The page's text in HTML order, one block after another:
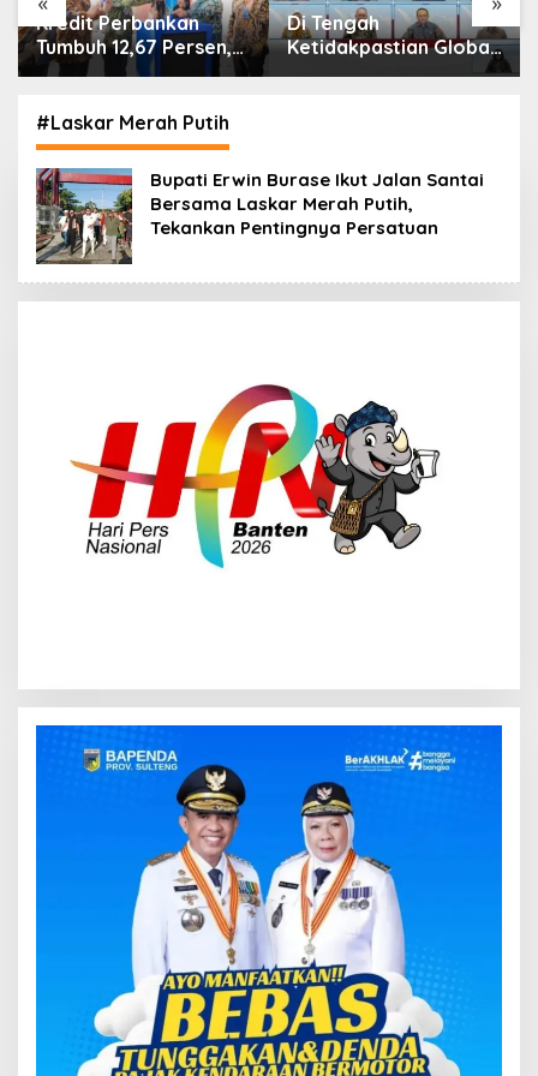
Di Tengah
Ketidakpastian Global,
OJK Pastikan
Keuangan Tetap
Terjaga
IHSG Menguat, Jumlah
Investor Pasar Modal
Tembus 30 Juta per
#Laskar Merah Putih
Bupati Erwin Burase Ikut Jalan Santai
Bersama Laskar Merah Putih,
Tekankan Pentingnya Persatuan